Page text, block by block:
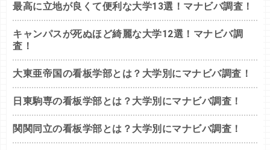
最高に立地が良くて便利な大学13選！マナビバ調査！
キャンパスが死ぬほど綺麗な大学12選！マナビバ調
査！
大東亜帝国の看板学部とは？大学別にマナビバ調査！
日東駒専の看板学部とは？大学別にマナビバ調査！
関関同立の看板学部とは？大学別にマナビバ調査！